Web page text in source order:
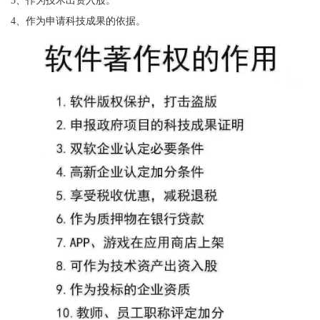
4、作为申请科技成果的依据。